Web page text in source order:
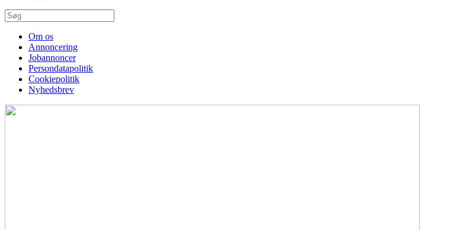
Om os
Annoncering
Jobannoncer
Persondatapolitik
Cookiepolitik
Nyhedsbrev